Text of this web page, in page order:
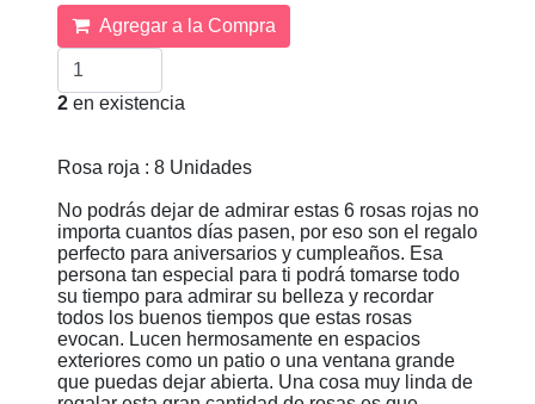
Agregar a la Compra
2en existencia
Rosa roja : 8 Unidades
No podrás dejar de admirar estas 6 rosas rojas no
importa cuantos días pasen, por eso son el regalo
perfecto para aniversarios y cumpleaños. Esa
persona tan especial para ti podrá tomarse todo
su tiempo para admirar su belleza y recordar
todos los buenos tiempos que estas rosas
evocan. Lucen hermosamente en espacios
exteriores como un patio o una ventana grande
que puedas dejar abierta. Una cosa muy linda de